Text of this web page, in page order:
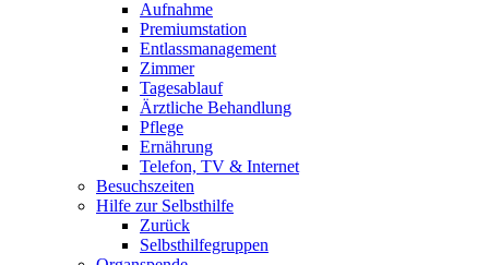
Aufnahme
Premiumstation
Entlassmanagement
Zimmer
Tagesablauf
Ärztliche Behandlung
Pflege
Ernährung
Telefon, TV & Internet
Besuchszeiten
Hilfe zur Selbsthilfe
Zurück
Selbsthilfegruppen